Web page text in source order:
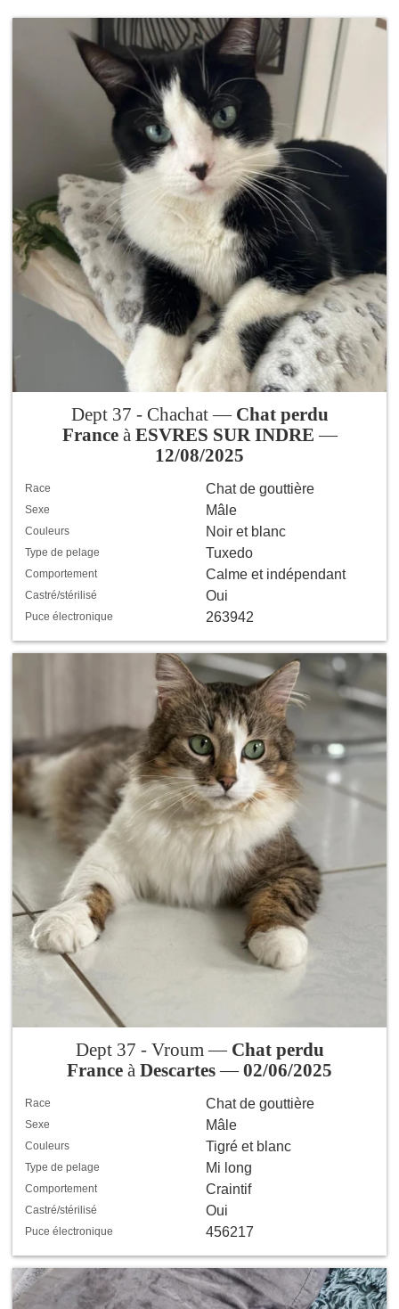
Dept 37 - Chachat — Chat perdu
Franceà ESVRES SUR INDRE —
12/08/2025
Race Chat de gouttière
Sexe Mâle
Couleurs Noir et blanc
Type de pelage Tuxedo
Comportement Calme et indépendant
Castré/stérilisé Oui
Puce électronique 263942
Dept 37 - Vroum — Chat perdu
France à Descartes—02/06/2025
Race Chat de gouttière
Sexe Mâle
Couleurs Tigré et blanc
Type de pelage Mi long
Comportement Craintif
Castré/stérilisé Oui
Puce électronique 456217